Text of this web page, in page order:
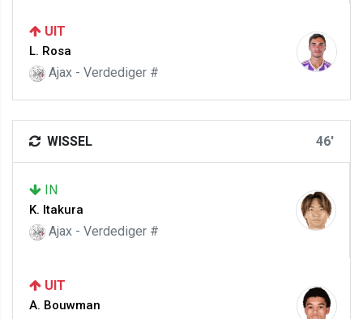
UIT
L. Rosa
Ajax - Verdediger #
WISSEL 46'
IN
K. Itakura
Ajax - Verdediger #
UIT
A. Bouwman